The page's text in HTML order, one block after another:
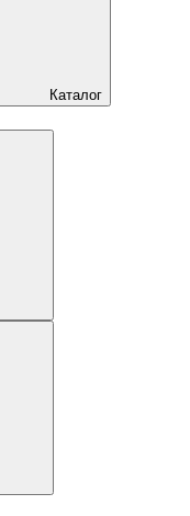
Каталог